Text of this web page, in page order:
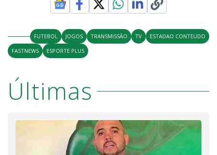
FUTEBOL JOGOS TRANSMISSÃO TV
ESTADAO CONTEUDO
FASTNEWS
ESPORTE PLUS
Últimas